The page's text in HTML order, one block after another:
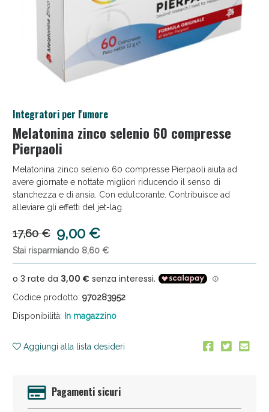
Integratori per l'umore
Melatonina zinco selenio 60 compresse
Pierpaoli
Melatonina zinco selenio 60 compresse Pierpaoli aiuta ad
avere giornate e nottate migliori riducendo il senso di
stanchezza e di ansia. Con edulcorante. Contribuisce ad
alleviare gli effetti del jet-lag.
17,60 € 9,00 €
Stai risparmiando 8,60 €
Codice prodotto: 970283952
Disponibilità: In magazzino
Aggiungi alla lista desideri
Pagamenti sicuri
Salini e Multivitaminici: oggi Sconto extra fino al
Anticellulite e Fanghi: Sconto fino al 40% valido